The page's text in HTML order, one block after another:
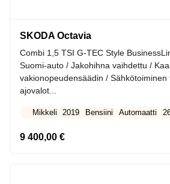
SKODA Octavia
Combi 1,5 TSI G-TEC Style
Suomi-auto / Jakohihna vaihdettu /
vakionopeudensäädin / Sähkötoiminen
ajovalot...
Mikkeli 2019 Bensiini Automaatti
9 400,00 €